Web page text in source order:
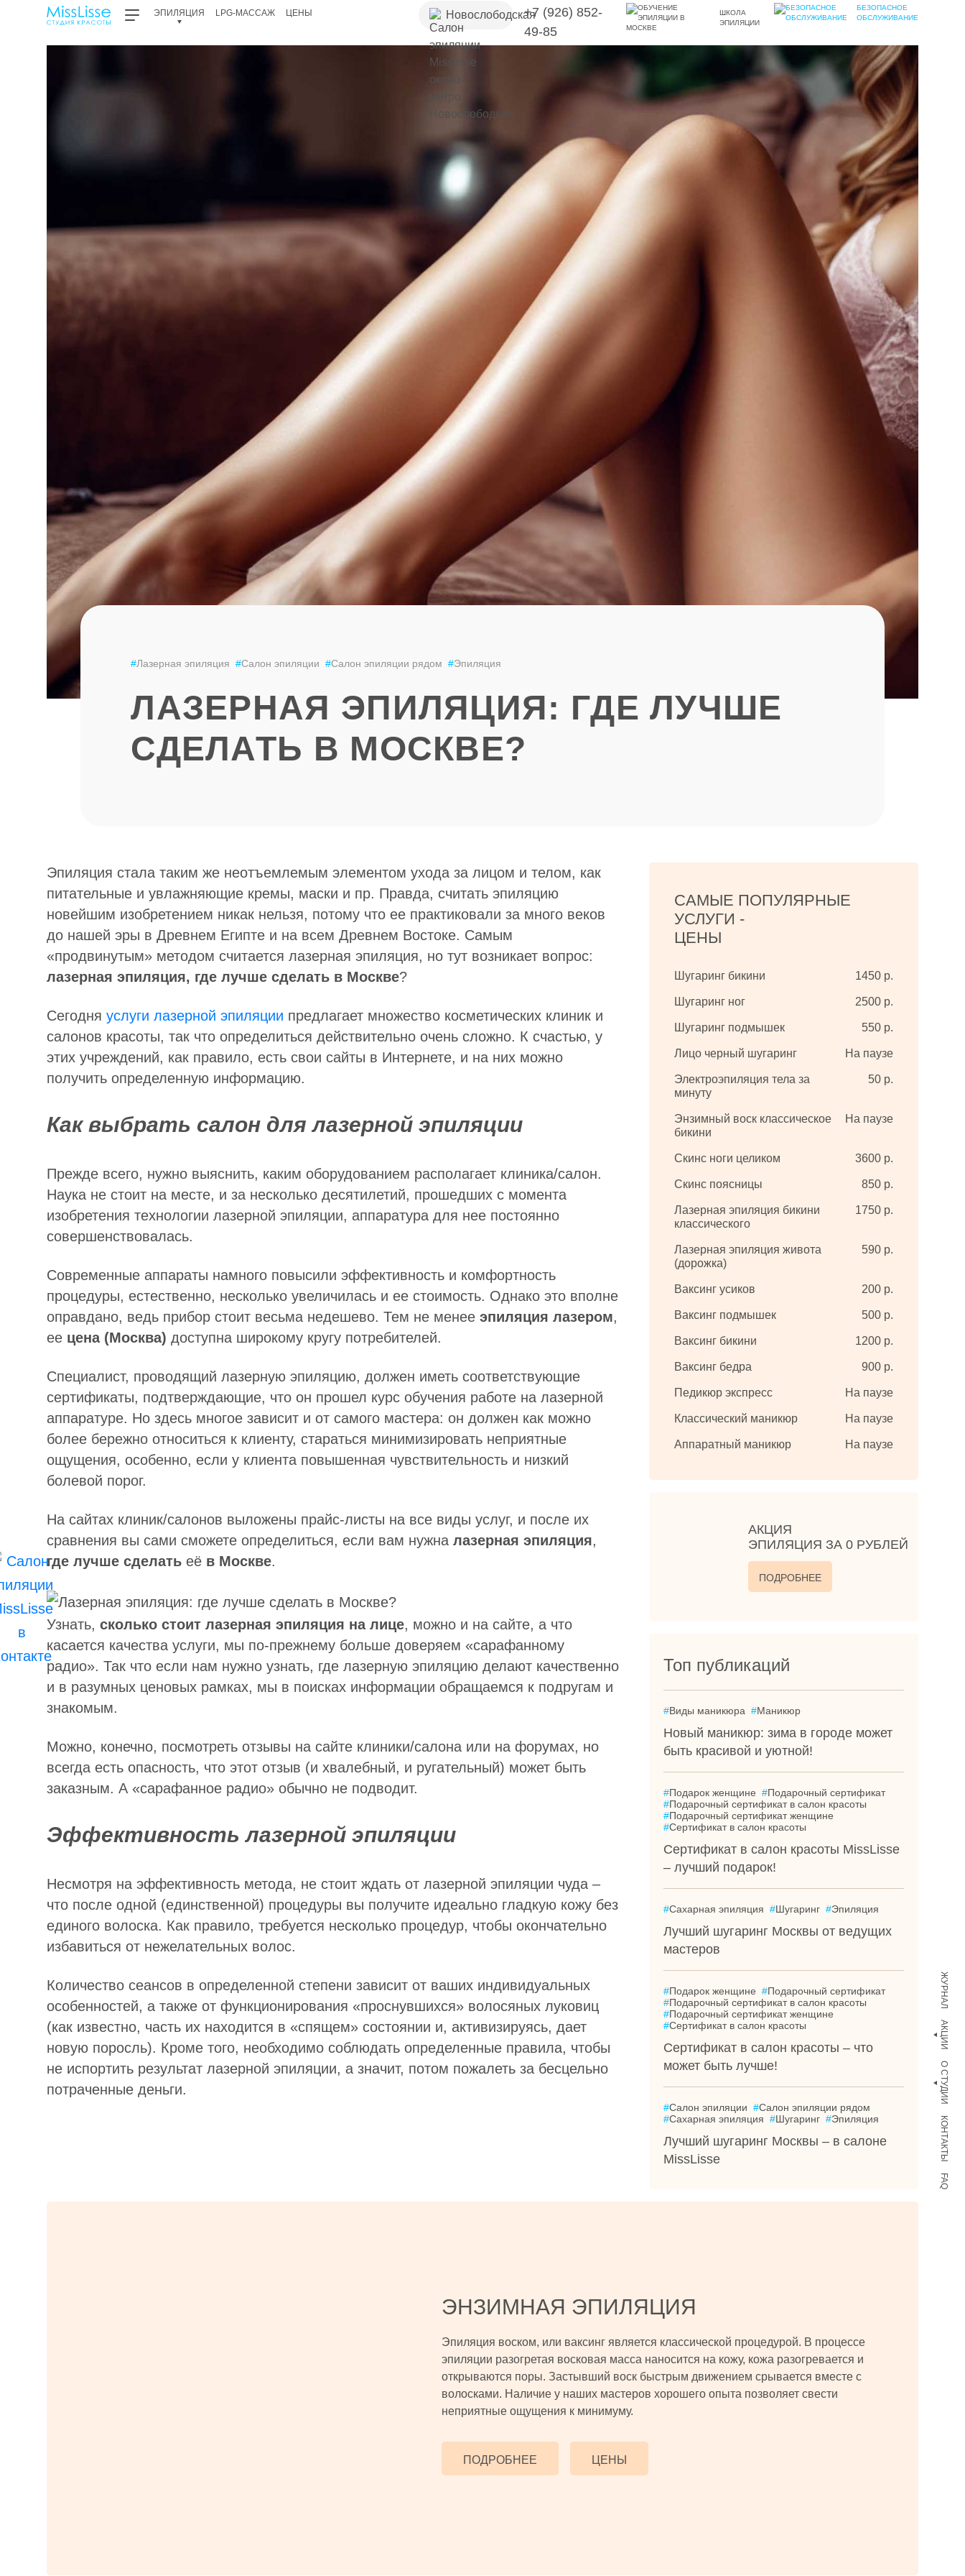
ЭПИЛЯЦИЯ LPG-МАССАЖ ЦЕНЫ Новослободская+7 (926) 852-
49-85
ШКОЛА
ЭПИЛЯЦИИ
БЕЗОПАСНОЕ
ОБСЛУЖИВАНИЕ
ЖУРНАЛ
АКЦИИ
О СТУДИИ
КОНТАКТЫ
FAQ
#Лазерная эпиляция #Салон эпиляции #Салон эпиляции рядом #Эпиляция
ЛАЗЕРНАЯ ЭПИЛЯЦИЯ: ГДЕ ЛУЧШЕ
СДЕЛАТЬ В МОСКВЕ?
Эпиляция стала таким же неотъемлемым элементом ухода за лицом и телом, как
питательные и увлажняющие кремы, маски и пр. Правда, считать эпиляцию
новейшим изобретением никак нельзя, потому что ее практиковали за много веков
до нашей эры в Древнем Египте и на всем Древнем Востоке. Самым
«продвинутым» методом считается лазерная эпиляция, но тут возникает вопрос:
лазерная эпиляция, где лучше сделать в Москве?
Сегодня услуги лазерной эпиляции предлагает множество косметических клиник и
салонов красоты, так что определиться действительно очень сложно. К счастью, у
этих учреждений, как правило, есть свои сайты в Интернете, и на них можно
получить определенную информацию.
Как выбрать салон для лазерной эпиляции
Прежде всего, нужно выяснить, каким оборудованием располагает клиника/салон.
Наука не стоит на месте, и за несколько десятилетий, прошедших с момента
изобретения технологии лазерной эпиляции, аппаратура для нее постоянно
совершенствовалась.
Современные аппараты намного повысили эффективность и комфортность
процедуры, естественно, несколько увеличилась и ее стоимость. Однако это вполне
оправдано, ведь прибор стоит весьма недешево. Тем не менее эпиляция лазером,
ее цена (Москва) доступна широкому кругу потребителей.
Специалист, проводящий лазерную эпиляцию, должен иметь соответствующие
сертификаты, подтверждающие, что он прошел курс обучения работе на лазерной
аппаратуре. Но здесь многое зависит и от самого мастера: он должен как можно
более бережно относиться к клиенту, стараться минимизировать неприятные
ощущения, особенно, если у клиента повышенная чувствительность и низкий
болевой порог.
На сайтах клиник/салонов выложены прайс-листы на все виды услуг, и после их
сравнения вы сами сможете определиться, если вам нужна лазерная эпиляция,
где лучше сделать её в Москве.
Узнать, сколько стоит лазерная эпиляция на лице, можно и на сайте, а что
касается качества услуги, мы по-прежнему больше доверяем «сарафанному
радио». Так что если нам нужно узнать, где лазерную эпиляцию делают качественно
и в разумных ценовых рамках, мы в поисках информации обращаемся к подругам и
знакомым.
Можно, конечно, посмотреть отзывы на сайте клиники/салона или на форумах, но
всегда есть опасность, что этот отзыв (и хвалебный, и ругательный) может быть
заказным. А «сарафанное радио» обычно не подводит.
Эффективность лазерной эпиляции
Несмотря на эффективность метода, не стоит ждать от лазерной эпиляции чуда –
что после одной (единственной) процедуры вы получите идеально гладкую кожу без
единого волоска. Как правило, требуется несколько процедур, чтобы окончательно
избавиться от нежелательных волос.
Количество сеансов в определенной степени зависит от ваших индивидуальных
особенностей, а также от функционирования «проснувшихся» волосяных луковиц
(как известно, часть их находится в «спящем» состоянии и, активизируясь, дает
новую поросль). Кроме того, необходимо соблюдать определенные правила, чтобы
не испортить результат лазерной эпиляции, а значит, потом пожалеть за бесцельно
потраченные деньги.
САМЫЕ ПОПУЛЯРНЫЕ
УСЛУГИ -
ЦЕНЫ
Шугаринг бикини 1450 р.
Шугаринг ног 2500 р.
Шугаринг подмышек 550 р.
Лицо черный шугаринг На паузе
Электроэпиляция тела за
минуту
50 р.
Энзимный воск классическое
бикини
На паузе
Скинс ноги целиком 3600 р.
Скинс поясницы 850 р.
Лазерная эпиляция бикини
классического
1750 р.
Лазерная эпиляция живота
(дорожка)
590 р.
Ваксинг усиков 200 р.
Ваксинг подмышек 500 р.
Ваксинг бикини 1200 р.
Ваксинг бедра 900 р.
Педикюр экспресс На паузе
Классический маникюр На паузе
Аппаратный маникюр На паузе
АКЦИЯ
ЭПИЛЯЦИЯ ЗА 0 РУБЛЕЙ
ПОДРОБНЕЕ
Топ публикаций
#Виды маникюра #Маникюр
Новый маникюр: зима в городе может
быть красивой и уютной!
#Подарок женщине #Подарочный сертификат
#Подарочный сертификат в салон красоты
#Подарочный сертификат женщине
#Сертификат в салон красоты
Сертификат в салон красоты MissLisse
– лучший подарок!
#Сахарная эпиляция #Шугаринг #Эпиляция
Лучший шугаринг Москвы от ведущих
мастеров
#Подарок женщине #Подарочный сертификат
#Подарочный сертификат в салон красоты
#Подарочный сертификат женщине
#Сертификат в салон красоты
Сертификат в салон красоты – что
может быть лучше!
#Салон эпиляции #Салон эпиляции рядом
#Сахарная эпиляция #Шугаринг #Эпиляция
Лучший шугаринг Москвы – в салоне
MissLisse
ЭНЗИМНАЯ ЭПИЛЯЦИЯ
Эпиляция воском, или ваксинг является классической процедурой. В процессе
эпиляции разогретая восковая масса наносится на кожу, кожа разогревается и
открываются поры. Застывший воск быстрым движением срывается вместе с
волосками. Наличие у наших мастеров хорошего опыта позволяет свести
неприятные ощущения к минимуму.
ПОДРОБНЕЕ ЦЕНЫ